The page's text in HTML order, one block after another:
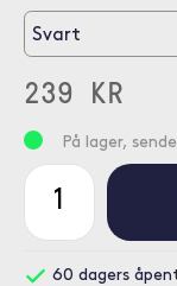
Svart
239 KR
På lager,
60 dagers